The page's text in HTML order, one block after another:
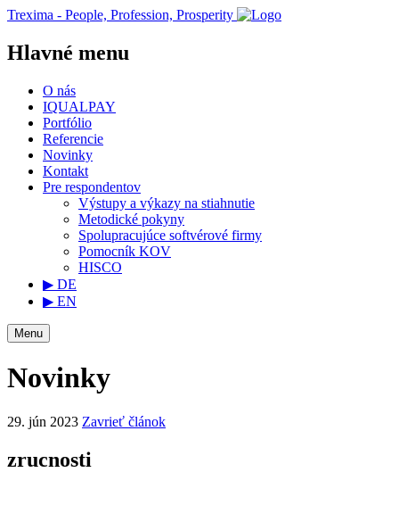
Trexima - People, Profession, Prosperity
Hlavné menu
O nás
IQUALPAY
Portfólio
Referencie
Novinky
Kontakt
Pre respondentov
Výstupy a výkazy na stiahnutie
Metodické pokyny
Spolupracujúce softvérové firmy
Pomocník KOV
HISCO
▶ DE
▶ EN
Menu
Novinky
29. jún 2023 Zavrieť článok
zrucnosti